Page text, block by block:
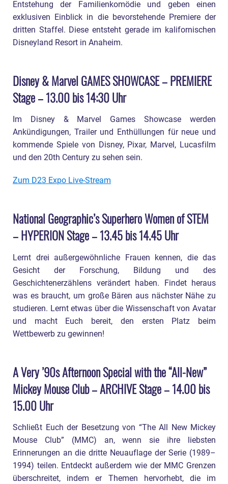
Entstehung der Familienkomödie und geben einen
exklusiven Einblick in die bevorstehende Premiere der
dritten Staffel. Diese entsteht gerade im kalifornischen
Disneyland Resort in Anaheim.
Disney & Marvel GAMES SHOWCASE – PREMIERE
Stage – 13.00 bis 14:30 Uhr
Im Disney & Marvel Games Showcase werden
Ankündigungen, Trailer und Enthüllungen für neue und
kommende Spiele von Disney, Pixar, Marvel, Lucasfilm
und den 20th Century zu sehen sein.
Zum D23 Expo Live-Stream
National Geographic’s Superhero Women of STEM
– HYPERION Stage – 13.45 bis 14.45 Uhr
Lernt drei außergewöhnliche Frauen kennen, die das
Gesicht der Forschung, Bildung und des
Geschichtenerzählens verändert haben. Findet heraus
was es braucht, um große Bären aus nächster Nähe zu
studieren. Lernt etwas über die Wissenschaft von Avatar
und macht Euch bereit, den ersten Platz beim
Wettbewerb zu gewinnen!
A Very ’90s Afternoon Special with the “All-New”
Mickey Mouse Club – ARCHIVE Stage – 14.00 bis
15.00 Uhr
Schließt Euch der Besetzung von “The All New Mickey
Mouse Club” (MMC) an, wenn sie ihre liebsten
Erinnerungen an die dritte Neuauflage der Serie (1989–
1994) teilen. Entdeckt außerdem wie der MMC Grenzen
überschreitet, indem er Themen hervorhebt, die im